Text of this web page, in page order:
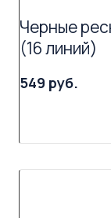
Черные
(16 линий)
549 руб.